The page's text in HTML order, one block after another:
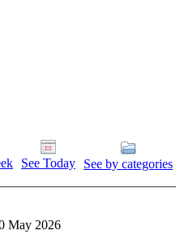
See Today See by categories
May 2026